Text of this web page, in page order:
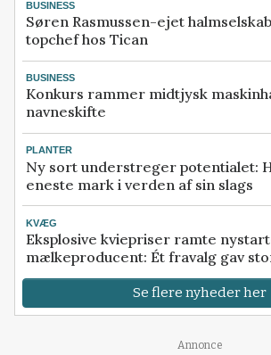
BUSINESS
Søren Rasmussen-ejet
topchef hos Tican
BUSINESS
Konkurs rammer midtjysk
navneskifte
PLANTER
Ny sort understreger potentialet:
eneste mark i verden af sin slags
KVÆG
Eksplosive kviepriser ramte
mælkeproducent: Ét fravalg gav
Se flere nyheder her
Annonce